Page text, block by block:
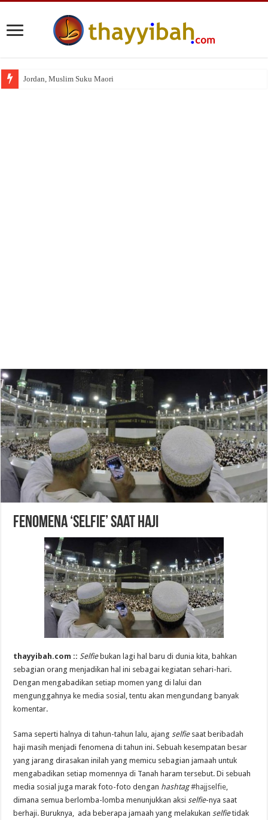
Jordan, Muslim Suku Maori
Fenomena ‘Selfie’ Saat Haji
thayyibah.com :: Selfie bukan lagi hal baru di dunia kita, bahkan
sebagian orang menjadikan hal ini sebagai kegiatan sehari-hari.
Dengan mengabadikan setiap momen yang di lalui dan
mengunggahnya ke media sosial, tentu akan mengundang banyak
komentar.
Sama seperti halnya di tahun-tahun lalu, ajang selfie saat beribadah
haji masih menjadi fenomena di tahun ini. Sebuah kesempatan besar
yang jarang dirasakan inilah yang memicu sebagian jamaah untuk
mengabadikan setiap momennya di Tanah haram tersebut. Di sebuah
media sosial juga marak foto-foto dengan hashtag #hajjselfie
dimana semua berlomba-lomba menunjukkan aksi selfie-nya saat
berhaji. Buruknya, ada beberapa jamaah yang melakukan selfietidak